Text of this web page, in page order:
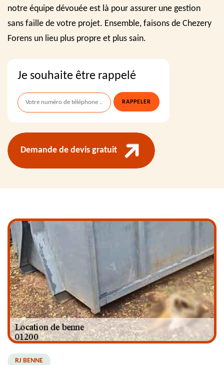
notre équipe dévouée est là pour assurer une gestion
sans faille de votre projet. Ensemble, faisons de Chezery
Forens un lieu plus propre et plus sain.
Je souhaite être rappelé
Demande de devis gratuit
RJ BENNE